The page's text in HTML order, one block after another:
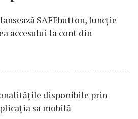
SAFEbutton, funcţie
accesului la cont din
disponibile prin
sa mobilă